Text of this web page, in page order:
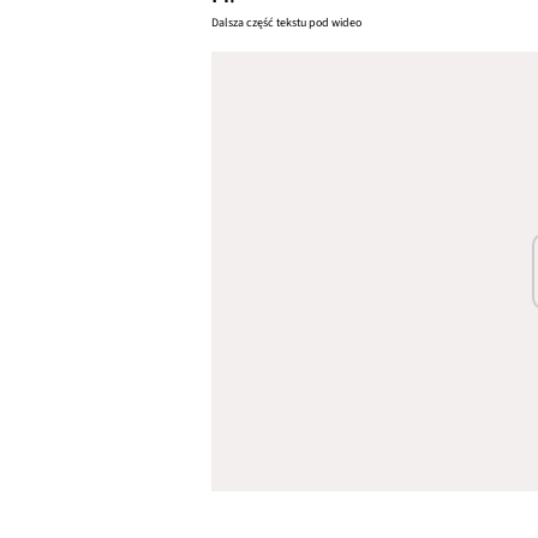
Dalsza część tekstu pod wideo